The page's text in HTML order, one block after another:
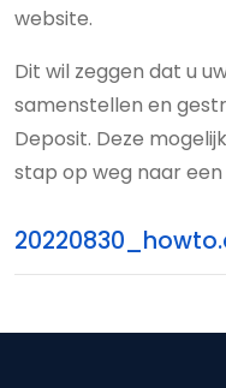
website.
Dit wil zeggen dat u
samenstellen en
Deposit. Deze
stap op weg naar